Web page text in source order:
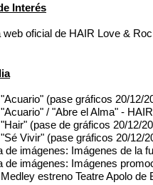
Interés
web oficial de HAIR Love &
(pase gráficos 20/12/
/ "Abre el Alma" - HAIR
(pase de gráficos 20/12/
Vivir" (pase gráficos 20/12/
de imágenes: Imágenes de la
de imágenes: Imágenes
estreno Teatre Apolo